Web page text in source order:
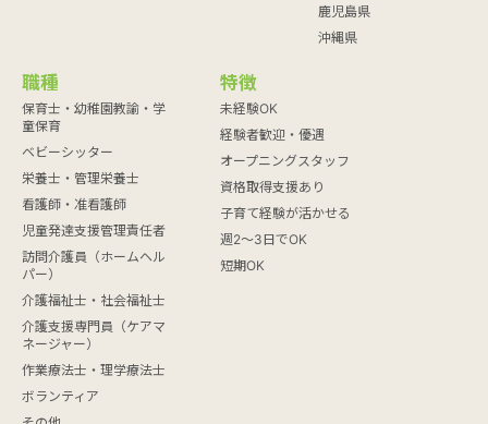
鹿児島県
沖縄県
職種
保育士・幼稚園教諭・学
童保育
ベビーシッター
栄養士・管理栄養士
看護師・准看護師
児童発達支援管理責任者
訪問介護員（ホームヘル
パー）
介護福祉士・社会福祉士
介護支援専門員（ケアマ
ネージャー）
作業療法士・理学療法士
ボランティア
特徴
未経験OK
経験者歓迎・優遇
オープニングスタッフ
資格取得支援あり
子育て経験が活かせる
週2～3日でOK
短期OK